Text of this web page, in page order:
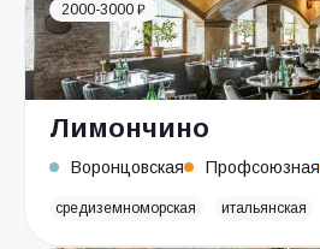
2000-3000 ₽
Лимончино
Воронцовская Профсоюзная
средиземноморская итальянская